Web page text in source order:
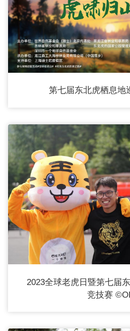
第七届东北虎栖息地
2023全球老虎日暨第七届
竞技赛
WWF
北